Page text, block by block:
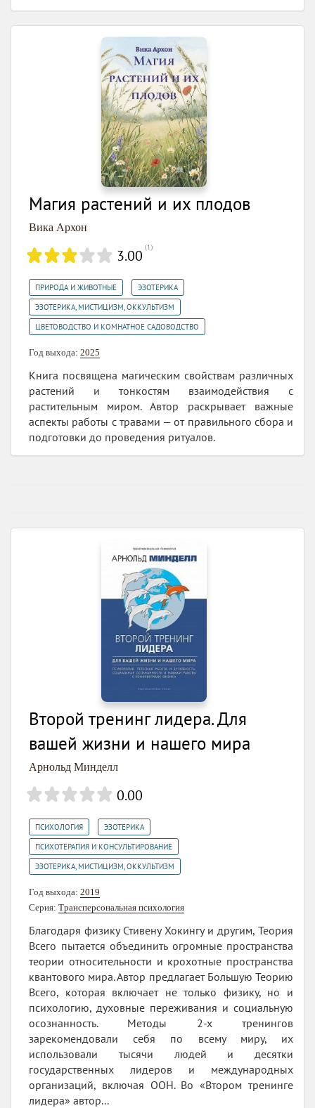
Магия растений и их плодов
Вика Архон
3.00 (1)
ПРИРОДА И ЖИВОТНЫЕ ЭЗОТЕРИКА
ЭЗОТЕРИКА, МИСТИЦИЗМ, ОККУЛЬТИЗМ
ЦВЕТОВОДСТВО И КОМНАТНОЕ САДОВОДСТВО
Год выхода: 2025
Книга посвящена магическим свойствам различных
растений и тонкостям взаимодействия с
растительным миром. Автор раскрывает важные
аспекты работы с травами — от правильного сбора и
подготовки до проведения ритуалов.
Второй тренинг лидера. Для
вашей жизни и нашего мира
Арнольд Минделл
0.00
ПСИХОЛОГИЯ ЭЗОТЕРИКА
ПСИХОТЕРАПИЯ И КОНСУЛЬТИРОВАНИЕ
ЭЗОТЕРИКА, МИСТИЦИЗМ, ОККУЛЬТИЗМ
Год выхода: 2019
Серия: Трансперсональная психология
Благодаря физику Стивену Хокингу и другим, Теория
Всего пытается объединить огромные пространства
теории относительности и крохотные пространства
квантового мира. Автор предлагает Большую Теорию
Всего, которая включает не только физику, но и
психологию, духовные переживания и социальную
осознанность. Методы 2-х тренингов
зарекомендовали себя по всему миру, их
использовали тысячи людей и десятки
государственных лидеров и международных
организаций, включая ООН. Во «Втором тренинге
лидера» автор...